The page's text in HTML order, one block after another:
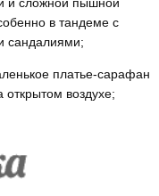
и сложной пышной
в тандеме с
сандалиями;
платье-сарафан
воздухе;